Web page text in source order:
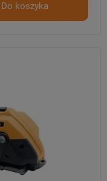
Do koszyka